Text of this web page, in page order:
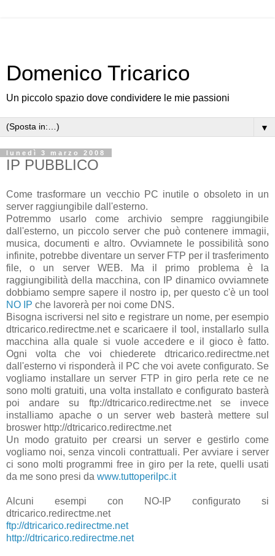
Domenico Tricarico
Un piccolo spazio dove condividere le mie passioni
▼
lunedì 3 marzo 2008
IP PUBBLICO
Come trasformare un vecchio PC inutile o obsoleto in un
server raggiungibile dall'esterno.
Potremmo usarlo come archivio sempre raggiungibile
dall'esterno, un piccolo server che può contenere immagii,
musica, documenti e altro. Ovviamnete le possibilità sono
infinite, potrebbe diventare un server FTP per il trasferimento
file, o un server WEB. Ma il primo problema è la
raggiungibilità della macchina, con IP dinamico ovviamnete
dobbiamo sempre sapere il nostro ip, per questo c'è un tool
NO IP che lavorerà per noi come DNS.
Bisogna iscriversi nel sito e registrare un nome, per esempio
dtricarico.redirectme.net e scaricaere il tool, installarlo sulla
macchina alla quale si vuole accedere e il gioco è fatto.
Ogni volta che voi chiederete dtricarico.redirectme.net
dall'esterno vi risponderà il PC che voi avete configurato. Se
vogliamo installare un server FTP in giro perla rete ce ne
sono molti gratuiti, una volta installato e configurato basterà
poi andare su ftp://dtricarico.redirectme.net se invece
installiamo apache o un server web basterà mettere sul
broswer http://dtricarico.redirectme.net
Un modo gratuito per crearsi un server e gestirlo come
vogliamo noi, senza vincoli contrattuali. Per avviare i server
ci sono molti programmi free in giro per la rete, quelli usati
da me sono presi da www.tuttoperilpc.it
Alcuni esempi con NO-IP configurato si
dtricarico.redirectme.net
ftp://dtricarico.redirectme.net
http://dtricarico.redirectme.net